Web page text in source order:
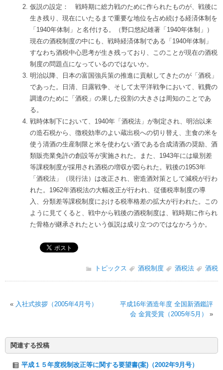
仮説の設定： 戦時期に総力戦のために作られたものが、戦後に
生き残り、現在にいたるまで重要な地位を占め続ける経済体制を
「1940年体制」と名付ける。（野口悠紀雄著「1940年体制」）
現在の酒税制度の中にも、戦時経済体制である「1940年体制」
すなわち酒税中心思考が生き残っており、このことが現在の酒税
制度の問題点になっているのではないか。
明治以降、日本の富国強兵策の推進に貢献してきたのが「酒税」
であった。日清、日露戦争、そして太平洋戦争において、戦費の
調達のために「酒税」の果した役割の大きさは周知のことであ
る。
戦時体制下において、1940年「酒税法」が制定され、明治以来
の造石税から、徴税効率のよい蔵出税への切り替え、主食の米を
使う清酒の生産制限と米を使わない酒である合成清酒の奨励、酒
類販売業免許の創設等が実施された。また、1943年には級別差
等課税制度が採用され酒税の増収が図られた。戦後の1953年
「酒税法」（現行法）は改正され、密造酒対策として減税が行わ
れた。1962年酒税法の大幅改正が行われ、従価税率制度の導
入、分類差等課税制度における税率格差の拡大が行われた。この
ように見てくると、戦中から戦後の酒税制度は、戦時期に作られ
た骨格が継承されたという仮説は成り立つのではなかろうか。
トピックス 酒税制度 酒税法 酒税
« 入社式挨拶（2005年4月号）
平成16年酒造年度 全国新酒鑑評
会 金賞受賞（2005年5月）
»
関連する投稿
平成１５年度税制改正等に関する要望書(案)（2002年9月号）